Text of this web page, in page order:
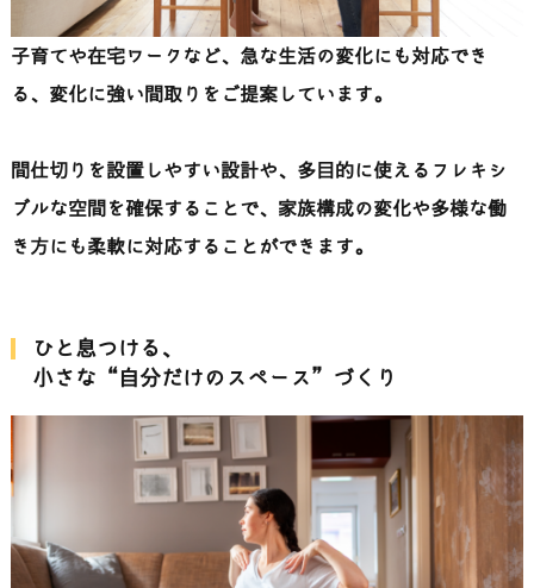
子育てや在宅ワークなど、急な生活の変化にも対応でき
る、変化に強い間取りをご提案しています。
間仕切りを設置しやすい設計や、多目的に使えるフレキシ
ブルな空間を確保することで、家族構成の変化や多様な働
き方にも柔軟に対応することができます。
ひと息つける、
小さな“自分だけのスペース”づくり